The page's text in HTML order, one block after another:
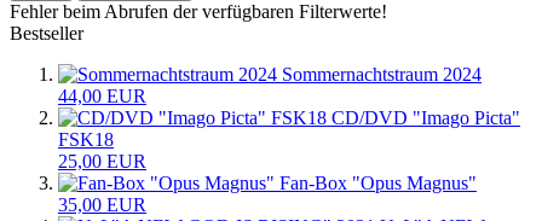
Fehler beim Abrufen der verfügbaren Filterwerte!
Bestseller
Sommernachtstraum 2024
44,00 EUR
CD/DVD "Imago Picta"
FSK18
25,00 EUR
Fan-Box "Opus Magnus"
35,00 EUR